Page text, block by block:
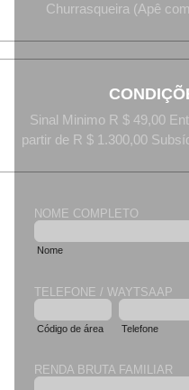
Churrasqueira (Apê
Sinal Minimo R $ 49,00
partir de R $ 1.300,00
NOME COMPLETO
Nome
TELEFONE / WAYTSAAP
Código de área Telefone
RENDA BRUTA FAMILIAR